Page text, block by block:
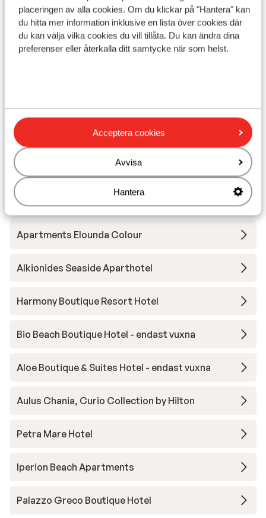
placeringen av alla cookies. Om du klickar på "Hantera" kan
du hitta mer information inklusive en lista över cookies där
du kan välja vilka cookies du vill tillåta. Du kan ändra dina
preferenser eller återkalla ditt samtycke när som helst.
Acceptera cookies
Avvisa
Hantera
solstolar (mot betalning) , parasoll (mot betalning)
)
Avstånd till centrum: chersonissos är ca 4 km,
stalis är ca 4 km
Avstånd till uttagsautomat ca 950 m
Närmaste butiker ca 800 m
Närmaste kiosk ca 800 m
Närmaste restaurang ca 1 km
Andra boenden i Kreta
Apartments Elounda Colour
Alkionides Seaside Aparthotel
Harmony Boutique Resort Hotel
Bio Beach Boutique Hotel - endast vuxna
Aloe Boutique & Suites Hotel - endast vuxna
Aulus Chania, Curio Collection by Hilton
Petra Mare Hotel
Iperion Beach Apartments
Palazzo Greco Boutique Hotel